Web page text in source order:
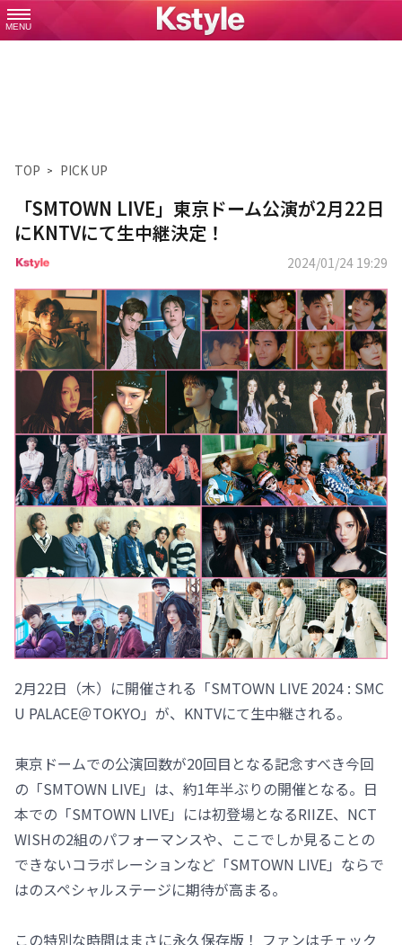
MENU
TOP PICK UP
「SMTOWN LIVE」東京ドーム公演が2月22日
にKNTVにて生中継決定！
2024/01/24 19:29
2月22日（木）に開催される「SMTOWN LIVE 2024 : SMC
U PALACE＠TOKYO」が、KNTVにて生中継される。
東京ドームでの公演回数が20回目となる記念すべき今回
の「SMTOWN LIVE」は、約1年半ぶりの開催となる。日
本での「SMTOWN LIVE」には初登場となるRIIZE、NCT
WISHの2組のパフォーマンスや、ここでしか見ることの
できないコラボレーションなど「SMTOWN LIVE」ならで
はのスペシャルステージに期待が高まる。
この特別な時間はまさに永久保存版！ ファンはチェック